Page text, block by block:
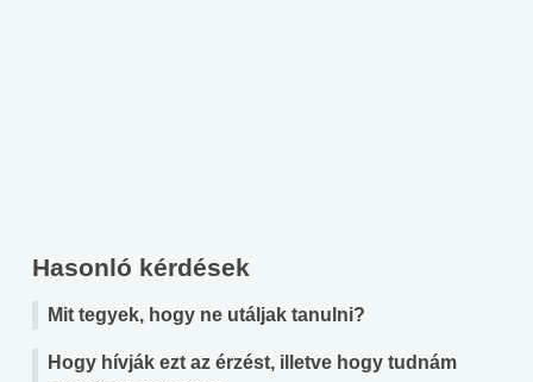
Hasonló kérdések
Mit tegyek, hogy ne utáljak tanulni?
Hogy hívják ezt az érzést, illetve hogy tudnám